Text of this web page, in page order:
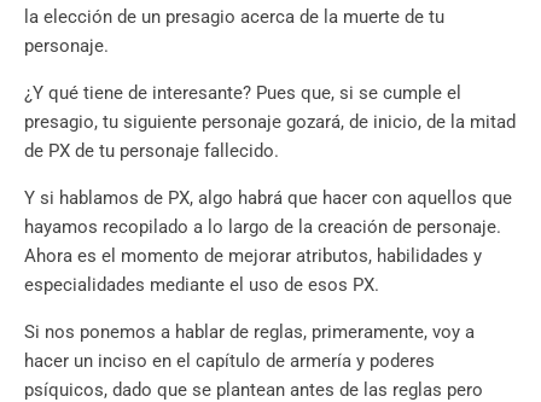
la elección de un presagio acerca de la muerte de tu
personaje.
¿Y qué tiene de interesante? Pues que, si se cumple el
presagio, tu siguiente personaje gozará, de inicio, de la mitad
de PX de tu personaje fallecido.
Y si hablamos de PX, algo habrá que hacer con aquellos que
hayamos recopilado a lo largo de la creación de personaje.
Ahora es el momento de mejorar atributos, habilidades y
especialidades mediante el uso de esos PX.
Si nos ponemos a hablar de reglas, primeramente, voy a
hacer un inciso en el capítulo de armería y poderes
psíquicos, dado que se plantean antes de las reglas pero